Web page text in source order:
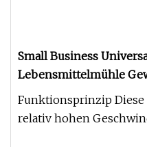
Small Business
Lebensmittelmühle
Mahlmaschine
Mühle
Funktionsprinzip
relativ hohen